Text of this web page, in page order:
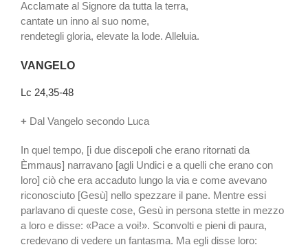
Acclamate al Signore da tutta la terra,
cantate un inno al suo nome,
rendetegli gloria, elevate la lode. Alleluia.
VANGELO
Lc 24,35-48
+ Dal Vangelo secondo Luca
In quel tempo, [i due discepoli che erano ritornati da
Èmmaus] narravano [agli Undici e a quelli che erano con
loro] ciò che era accaduto lungo la via e come avevano
riconosciuto [Gesù] nello spezzare il pane. Mentre essi
parlavano di queste cose, Gesù in persona stette in mezzo
a loro e disse: «Pace a voi!». Sconvolti e pieni di paura,
credevano di vedere un fantasma. Ma egli disse loro: